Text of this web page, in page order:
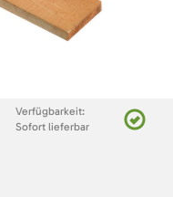
Verfügbarkeit:
Sofort lieferbar